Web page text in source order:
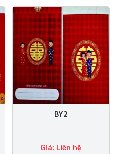
BY2
Giá: Liên hệ